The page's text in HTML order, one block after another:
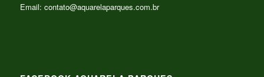
Email: contato@aquarelaparques.com.br